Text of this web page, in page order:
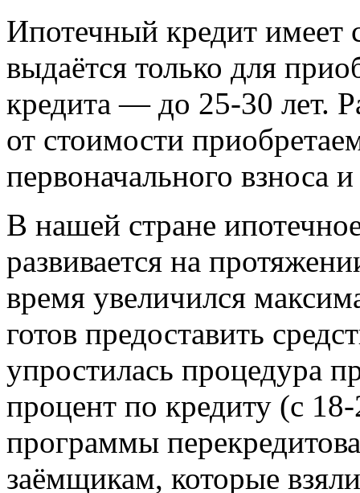
Ипотечный кредит имеет
выдаётся только для
кредита — до 25-30 лет.
от стоимости
первоначального взноса
В нашей стране
развивается на
время увеличился
готов предоставить
упростилась процедура
процент по кредиту (с
программы
заёмщикам, которые